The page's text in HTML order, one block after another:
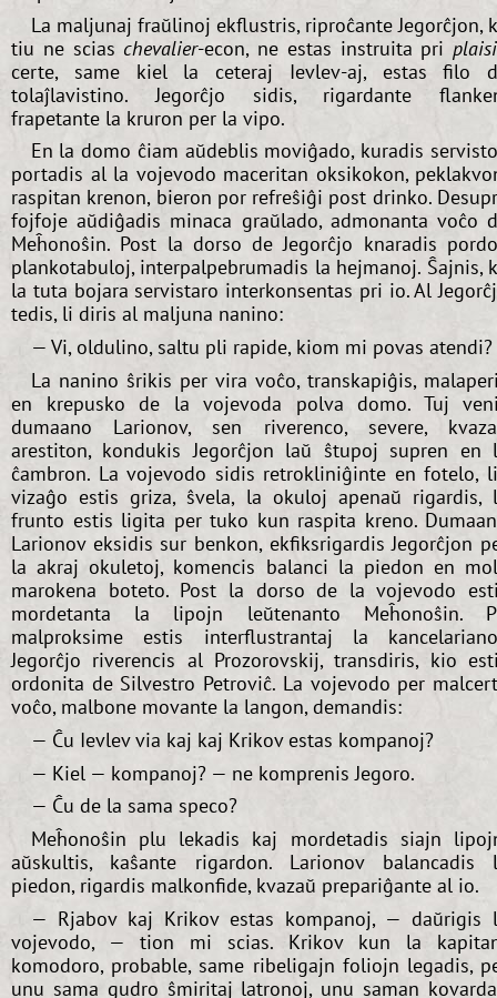
La maljunaj fraŭlinoj ekflustris, riproĉante Jegorĉjon,
tiu ne scias chevalier-econ, ne estas instruita pri
certe, same kiel la ceteraj Ievlev-aj, estas filo
tolaĵlavistino. Jegorĉjo sidis, rigardante
frapetante la kruron per la vipo.
En la domo ĉiam aŭdeblis moviĝado, kuradis
portadis al la vojevodo maceritan oksikokon,
raspitan krenon, bieron por refreŝiĝi post drinko.
fojfoje aŭdiĝadis minaca graŭlado, admonanta voĉo
Meĥonoŝin. Post la dorso de Jegorĉjo knaradis
plankotabuloj, interpalpebrumadis la hejmanoj. Ŝajnis,
la tuta bojara servistaro interkonsentas pri io. Al
tedis, li diris al maljuna nanino:
— Vi, oldulino, saltu pli rapide, kiom mi povas atendi?
La nanino ŝrikis per vira voĉo, transkapiĝis,
en krepusko de la vojevoda polva domo. Tuj
dumaano Larionov, sen riverenco, severe,
arestiton, kondukis Jegorĉjon laŭ ŝtupoj supren en
ĉambron. La vojevodo sidis retrokliniĝinte en fotelo,
vizaĝo estis griza, ŝvela, la okuloj apenaŭ rigardis,
frunto estis ligita per tuko kun raspita kreno.
Larionov eksidis sur benkon, ekfiksrigardis Jegorĉjon
la akraj okuletoj, komencis balanci la piedon en
marokena boteto. Post la dorso de la vojevodo
mordetanta la lipojn leŭtenanto Meĥonoŝin.
malproksime estis interflustrantaj la
Jegorĉjo riverencis al Prozorovskij, transdiris, kio
ordonita de Silvestro Petroviĉ. La vojevodo per
voĉo, malbone movante la langon, demandis:
— Ĉu Ievlev via kaj kaj Krikov estas kompanoj?
— Kiel — kompanoj? — ne komprenis Jegoro.
— Ĉu de la sama speco?
Meĥonoŝin plu lekadis kaj mordetadis siajn
aŭskultis, kaŝante rigardon. Larionov balancadis
piedon, rigardis malkonfide, kvazaŭ prepariĝante al io.
— Rjabov kaj Krikov estas kompanoj, — daŭrigis
vojevodo, — tion mi scias. Krikov kun la
komodoro, probable, same ribeligajn foliojn legadis,
unu sama gudro ŝmiritaj latronoj, unu saman